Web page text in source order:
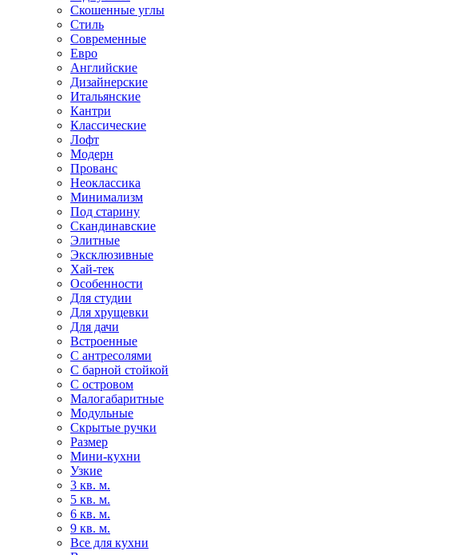
Скошенные углы
Стиль
Современные
Евро
Английские
Дизайнерские
Итальянские
Кантри
Классические
Лофт
Модерн
Прованс
Неоклассика
Минимализм
Под старину
Скандинавские
Элитные
Эксклюзивные
Хай-тек
Особенности
Для студии
Для хрущевки
Для дачи
Встроенные
С антресолями
С барной стойкой
С островом
Малогабаритные
Модульные
Скрытые ручки
Размер
Мини-кухни
Узкие
3 кв. м.
5 кв. м.
6 кв. м.
9 кв. м.
Все для кухни